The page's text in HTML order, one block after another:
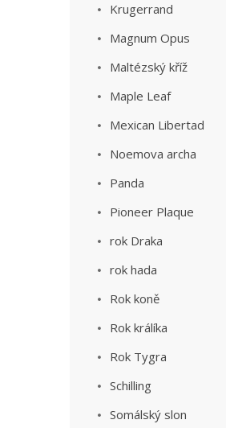
Krugerrand
Magnum Opus
Maltézský kříž
Maple Leaf
Mexican Libertad
Noemova archa
Panda
Pioneer Plaque
rok Draka
rok hada
Rok koně
Rok králíka
Rok Tygra
Schilling
Somálský slon